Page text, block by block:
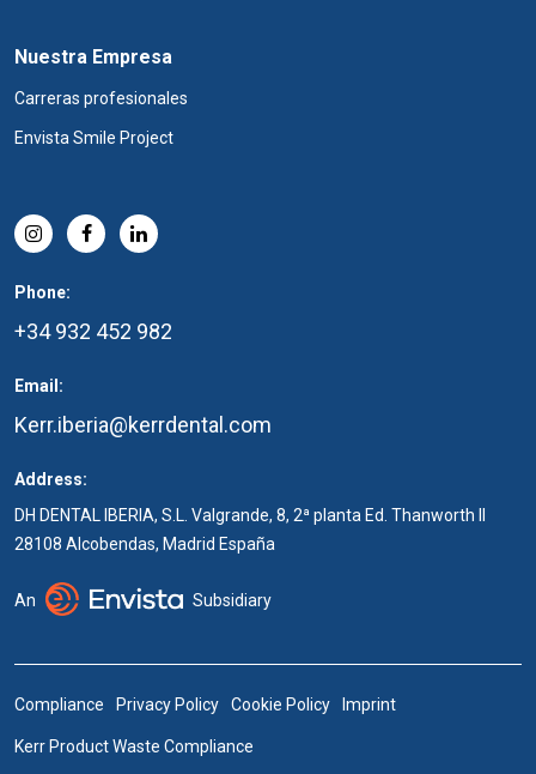
Nuestra Empresa
Carreras profesionales
Envista Smile Project
Phone:
+34 932 452 982
Email:
Kerr.iberia@kerrdental.com
Address:
DH DENTAL IBERIA, S.L. Valgrande, 8, 2ª planta Ed. Thanworth II
28108 Alcobendas, Madrid España
An Subsidiary
Compliance Privacy Policy Cookie Policy Imprint
Kerr Product Waste Compliance